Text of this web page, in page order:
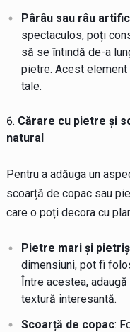
Pârâu sau râu
spectaculos, poți
să se întindă de-a
pietre. Acest element
tale.
Cărare cu pietre și
natural
Pentru a adăuga un
scoarță de copac sau
care o poți decora cu
Pietre mari și pietriș
dimensiuni, pot fi
Între acestea,
textură interesantă.
Scoarță de copac: